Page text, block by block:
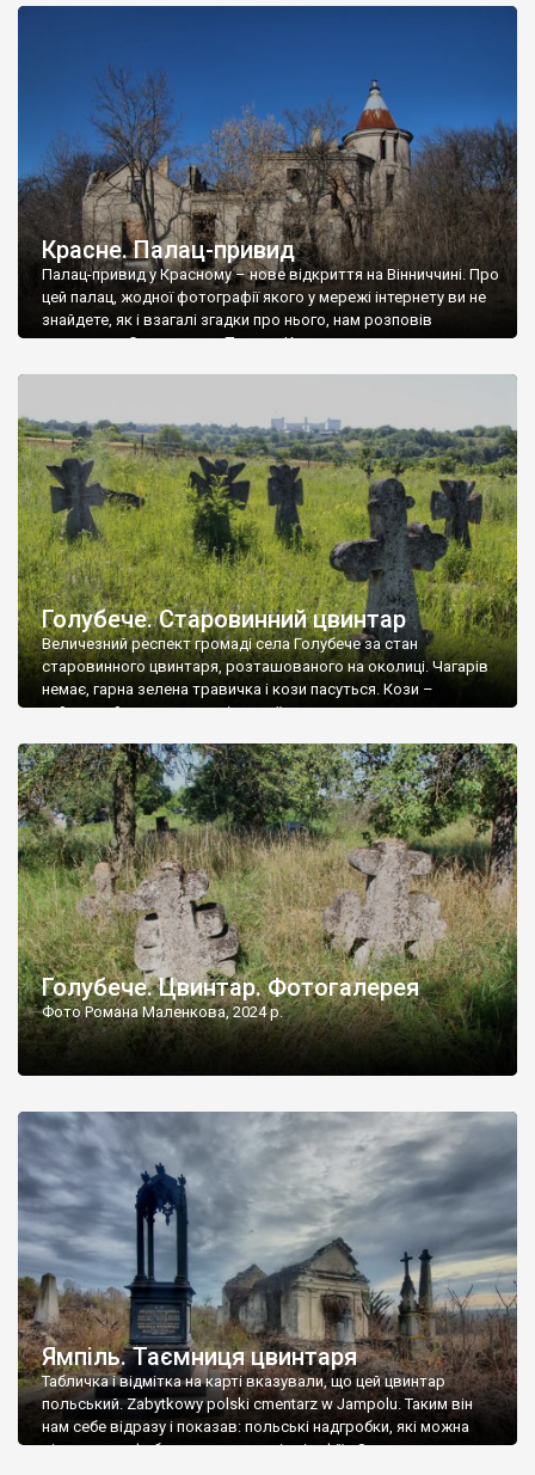
Красне. Палац-привид
Палац-привид у Красному – нове відкриття на Вінниччині. Про
цей палац, жодної фотографії якого у мережі інтернету ви не
знайдете, як і взагалі згадки про нього, нам розповів
мешканець Самгородка. Палац у Красному вразив не лише
Голубече. Старовинний цвинтар
Величезний респект громаді села Голубече за стан
старовинного цвинтаря, розташованого на околиці. Чагарів
немає, гарна зелена травичка і кози пасуться. Кози –
найкращий регулятор шкідливої, для старих кладовищ,
бруньками, кози ті бруньки обгризають, бо то улюблений
делікатес. На цвинтарі у Голубечому ціла колекція
різноманітних форм хрестів. Село відносно невелике, […]
Голубече. Цвинтар. Фотогалерея
Фото Романа Маленкова, 2024 р.
Ямпіль. Таємниця цвинтаря
Табличка і відмітка на карті вказували, що цей цвинтар
польський. Zabytkowy polski cmentarz w Jampolu. Таким він
нам себе відразу і показав: польські надгробки, які можна
віднести до фабричних, польські епітафії… Загалом цвинтар